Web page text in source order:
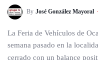
By José González Mayoral
La Feria de Vehículos de
semana pasado en la
cerrado con un balance